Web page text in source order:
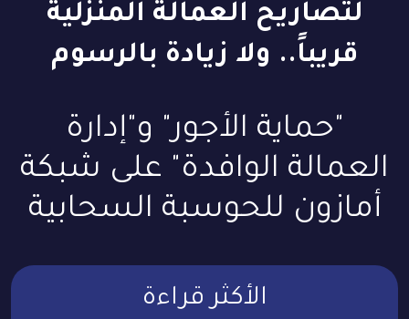
لتصاريح العمالة المنزلية
قريباً.. ولا زيادة بالرسوم
"حماية الأجور" و"إدارة
العمالة الوافدة" على شبكة
أمازون للحوسبة السحابية
الأكثر قراءة